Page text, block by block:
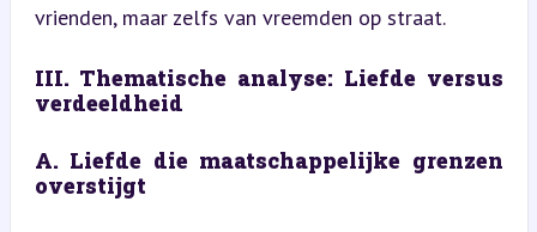
vrienden, maar zelfs van vreemden op straat.
III. Thematische analyse: Liefde versus
verdeeldheid
A. Liefde die maatschappelijke grenzen
overstijgt